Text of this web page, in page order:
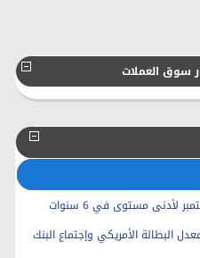
سوق العملات
لأدنى مستوى في 6 سنوات
البطالة الأمريكي وإجتماع البنك